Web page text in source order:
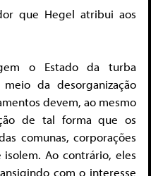
que Hegel atribui aos
o Estado da turba
da desorganização
devem, ao mesmo
de tal forma que os
comunas, corporações
Ao contrário, eles
com o interesse